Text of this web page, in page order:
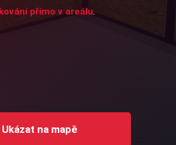
přímo v areálu.
Ukázat na mapě